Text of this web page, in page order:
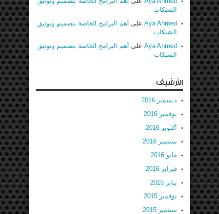
الشبكات
Aya Ahmed على أهم البرامج الخاصة بتصميم وتوثيق
الشبكات
Aya Ahmed على أهم البرامج الخاصة بتصميم وتوثيق
الشبكات
الأرشيف
ديسمبر 2016
نوفمبر 2016
أكتوبر 2016
سبتمبر 2016
مايو 2016
فبراير 2016
يناير 2016
نوفمبر 2015
سبتمبر 2015